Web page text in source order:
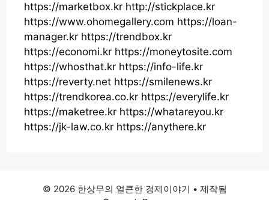
https://marketbox.kr http://stickplace.kr
https://www.ohomegallery.com https://loan-
manager.kr https://trendbox.kr
https://economi.kr https://moneytosite.com
https://whosthat.kr https://info-life.kr
https://reverty.net https://smilenews.kr
https://trendkorea.co.kr https://everylife.kr
https://maketree.kr https://whatareyou.kr
https://jk-law.co.kr https://anythere.kr
© 2026 한상무의 얼큰한 경제이야기 • 제작됨